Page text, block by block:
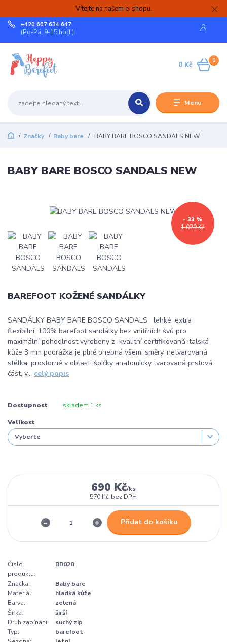
Vítejte na našem e-shopu.
Menu
+420 607 634 647
(Po-Pá, 9-15 hod.)
0
0 Kč
Značky Baby bare BABY BARE BOSCO SANDALS NEW
BABY BARE BOSCO SANDALS NEW
1 029 Kč
- 33 %
BAREFOOT KOŽENÉ SANDÁLKY
SANDÁLKY BABY BARE BOSCO SANDALS lehké, extra
flexibilní, 100% barefoot sandálky bez vnitřních švů pro
maximální pohodlnost vyrobeny z kvalitní certifikovaná italská
kůže 3 mm podrážka je plně ohebná všemi směry, netvarovaná
stélka, prostorné v oblasti špičky anatomicky tvarovaná prstová
část, v... celý popis
Dostupnost skladem 1 ks
Velikost
690 Kč/ks
570 Kč bez DPH
Přidat do košíku
Číslo
produktu:
BB028
Značka:
Baby bare
Materiál:
hladká kůže
Barva:
zelená
Šířka:
širší
Druh zapínání:
suchý zip
Typ:
barefoot